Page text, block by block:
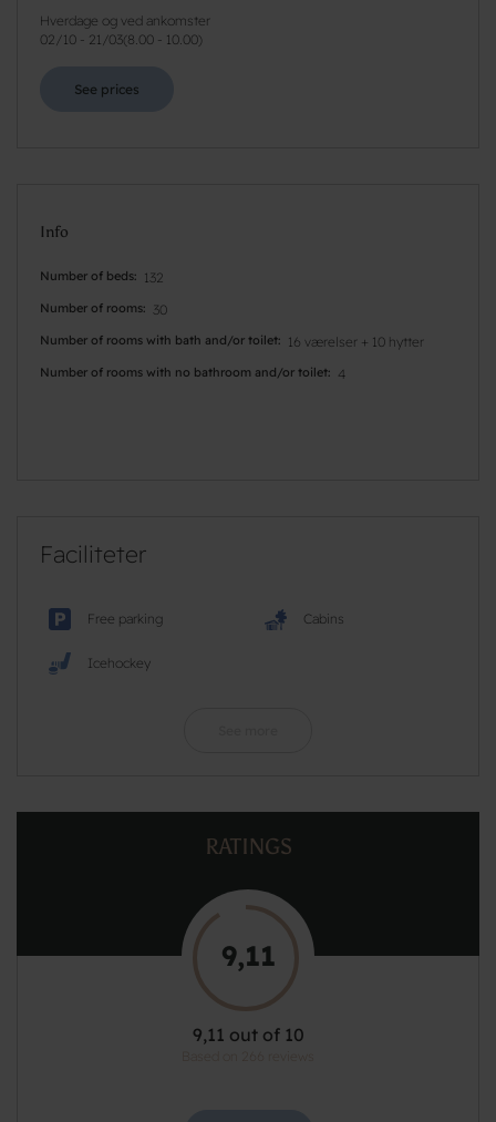
Hverdage og ved ankomster
02/10 - 21/03( 8.00 - 10.00)
See prices
Info
Number of beds 132
Number of rooms 30
Number of rooms with bath and/or toilet 16 værelser + 10 hytter
Number of rooms with no bathroom and/or toilet 4
Faciliteter
Free parking Cabins
Icehockey
RATINGS
9,11
9,11 out of 10